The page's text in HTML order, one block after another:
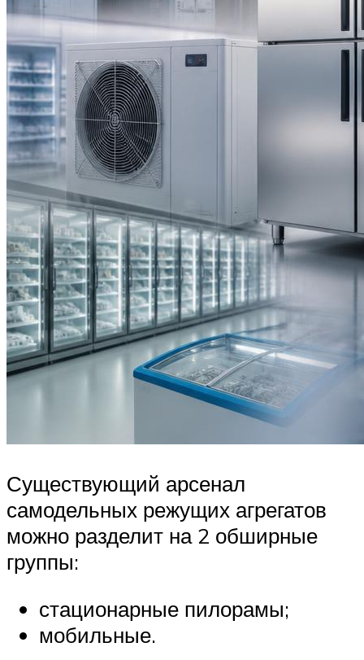
Существующий арсенал
самодельных режущих агрегатов
можно разделит на 2 обширные
группы:
стационарные пилорамы;
мобильные.